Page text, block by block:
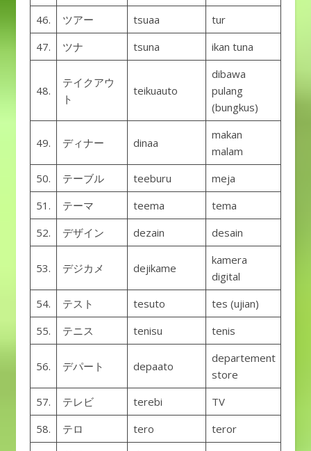
46.
ツアー tsuaa
tur
47.
ツナ tsuna ikan tuna
48.
テイクアウ
ト
teikuauto
dibawa
pulang
(bungkus)
49. ディナー dinaa
makan
malam
50.
テーブル teeburu
meja
51.
テーマ teema
tema
52.
デザイン dezain desain
53. デジカメ dejikame
kamera
digital
54.
テスト tesuto
tes (ujian)
55.
テニス tenisu tenis
56. デパート depaato
departement
store
57.
テレビ terebi
TV
58.
テロ tero
teror